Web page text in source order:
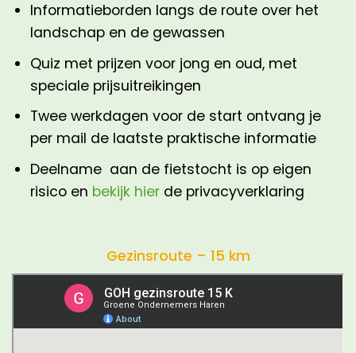
Informatieborden langs de route over het
landschap en de gewassen
Quiz met prijzen voor jong en oud, met
speciale prijsuitreikingen
Twee werkdagen voor de start ontvang je
per mail de laatste praktische informatie
Deelname aan de fietstocht is op eigen
risico en bekijk hierde privacyverklaring
Gezinsroute – 15 km